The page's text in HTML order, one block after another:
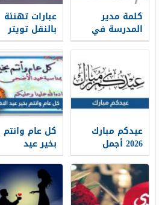
كلمة مدير
المدرسة في
بداية العام
الدراسي 1448
جاهزة للطباعة
عبارات تهنئة
بالنقل تويتر
1448 بالصور
عيدكم مبارك
2026 أجمل
كلمات وعبارات
وصور تهنئة
عيد الاضحى
1448
كل عام وانتم
بخير عيد
الاضحى 2026 ،
أجمل معايدات
كل عام وانتم
بخير 1448